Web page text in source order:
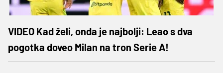
VIDEO Kad želi, onda je najbolji: Leao s dva
pogotka doveo Milan na tron Serie A!